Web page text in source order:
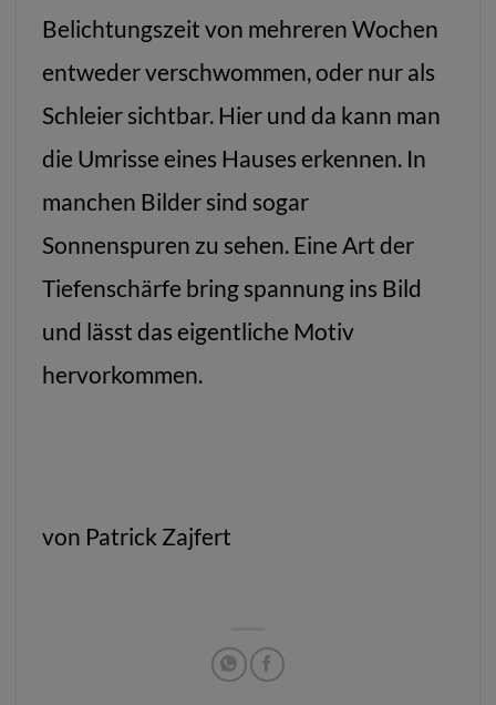
Belichtungszeit von mehreren Wochen
entweder verschwommen, oder nur als
Schleier sichtbar. Hier und da kann man
die Umrisse eines Hauses erkennen. In
manchen Bilder sind sogar
Sonnenspuren zu sehen. Eine Art der
Tiefenschärfe bring spannung ins Bild
und lässt das eigentliche Motiv
hervorkommen.
von Patrick Zajfert